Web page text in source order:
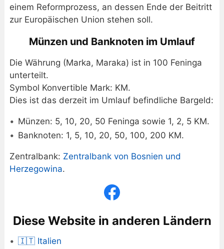
einem Reformprozess, an dessen Ende der Beitritt
zur Europäischen Union stehen soll.
Münzen und Banknoten im Umlauf
Die Währung (Marka, Maraka) ist in 100 Feninga
unterteilt.
Symbol Konvertible Mark: KM.
Dies ist das derzeit im Umlauf befindliche Bargeld:
Münzen: 5, 10, 20, 50 Feninga sowie 1, 2, 5 KM.
Banknoten: 1, 5, 10, 20, 50, 100, 200 KM.
Zentralbank: Zentralbank von Bosnien und
Herzegowina.
Diese Website in anderen Ländern
🇮🇹 Italien